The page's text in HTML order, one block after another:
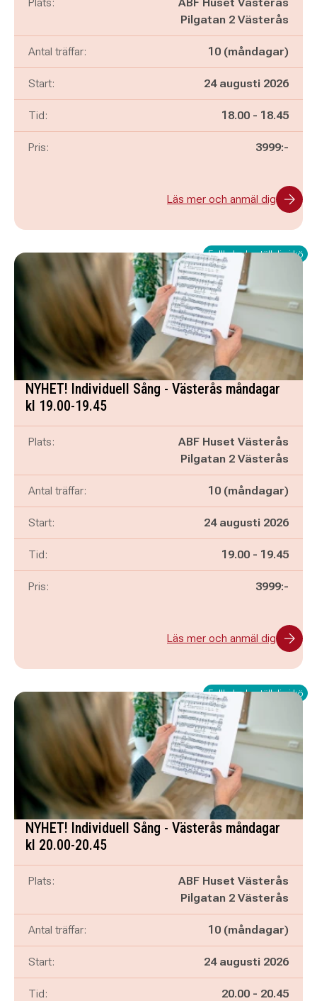
Pilgatan 2 Västerås
Antal träffar: 10 (måndagar)
Start: 24 augusti 2026
Tid: Pågår mellan
18.00 - och
18.45
Pris: 3999:-
Läs mer och anmäl dig
Fullbokad - ställ dig i kö
NYHET! Individuell Sång - Västerås måndagar
kl 19.00-19.45
Plats:
ABF Huset Västerås
Pilgatan 2 Västerås
Antal träffar: 10 (måndagar)
Start: 24 augusti 2026
Tid: Pågår mellan
19.00 - och
19.45
Pris: 3999:-
Läs mer och anmäl dig
Fullbokad - ställ dig i kö
NYHET! Individuell Sång - Västerås måndagar
kl 20.00-20.45
Plats:
ABF Huset Västerås
Pilgatan 2 Västerås
Antal träffar: 10 (måndagar)
Start: 24 augusti 2026
Tid: Pågår mellan
20.00 - och
20.45